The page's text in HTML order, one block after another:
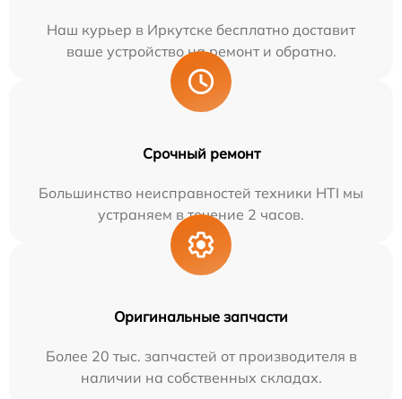
Наш курьер в Иркутске бесплатно доставит
ваше устройство на ремонт и обратно.
Срочный ремонт
Большинство неисправностей техники HTI мы
устраняем в течение 2 часов.
Оригинальные запчасти
Более 20 тыс. запчастей от производителя в
наличии на собственных складах.